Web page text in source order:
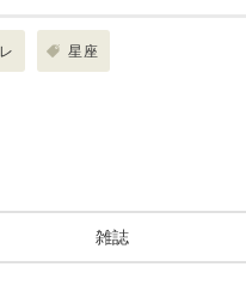
星座
雑誌